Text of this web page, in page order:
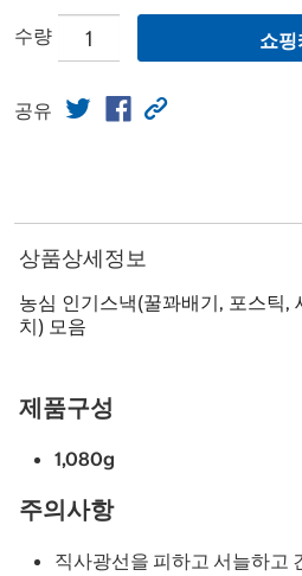
수량 쇼핑
공유
상품상세정보
농심 인기스낵(꿀꽈배기, 포스틱,
치) 모음
제품구성
1,080g
주의사항
직사광선을 피하고 서늘하고